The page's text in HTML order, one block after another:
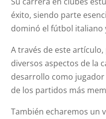
éxito, siendo parte
dominó el fútbol italiano
A través de este
diversos aspectos de la
desarrollo como
de los partidos más
También echaremos un